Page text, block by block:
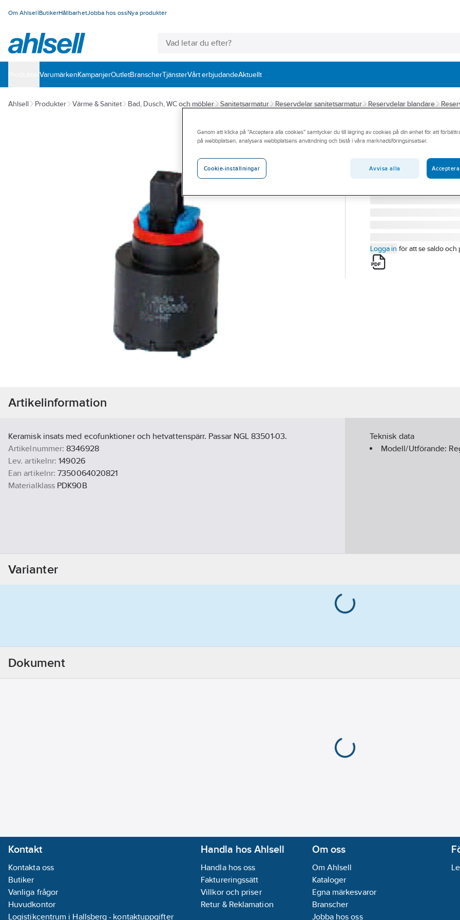
Om AhlsellButikerHållbarhetJobba hos ossNya produkter
VarumärkenKampanjerOutletBranscherTjänsterVårt erbjudandeAktuellt
Ahlsell Produkter Värme & Sanitet Bad, Dusch, WC och möbler Sanitetsarmatur Reservdelar sanitetsarmatur Reservdelar blandare
NGL
Insats
NGL KERAMIKPKT
Artikelnummer:
8346928
149026
Logga in för att se saldo och
Artikelinformation
Keramisk insats med ecofunktioner och hetvattenspärr. Passar NGL 83501-03.
Artikelnummer: 8346928
Lev. artikelnr: 149026
Ean artikelnr: 7350064020821
Materialklass PDK90B
Teknisk data
Modell/Utförande:
Varianter
Dokument
Kontakt
Kontakta oss
Butiker
Vanliga frågor
Huvudkontor
Logistikcentrum i Hallsberg - kontaktuppgifter
Handla hos Ahlsell
Handla hos oss
Faktureringssätt
Villkor och priser
Retur & Reklamation
Om oss
Om Ahlsell
Kataloger
Egna märkesvaror
Branscher
Jobba hos oss
Genom att klicka på "Acceptera alla cookies" samtycker du till lagring av cookies på din enhet för att
på webbplatsen, analysera webbplatsens användning och bistå i våra marknadsföringsinsatser.
Cookie-inställningar Avvisa alla